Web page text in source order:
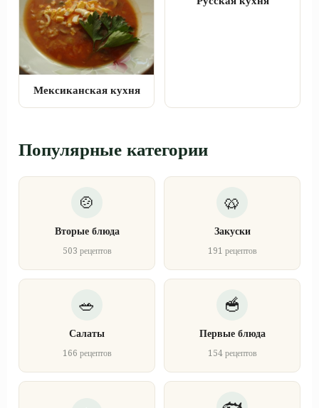
Мексиканская кухня
Популярные категории
Вторые блюда
503 рецептов
Закуски
191 рецептов
Салаты
166 рецептов
Первые блюда
154 рецептов